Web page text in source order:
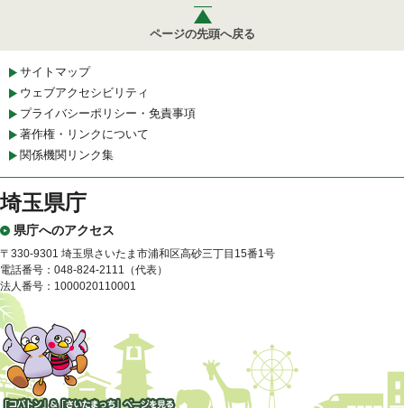
ページの先頭へ戻る
サイトマップ
ウェブアクセシビリティ
プライバシーポリシー・免責事項
著作権・リンクについて
関係機関リンク集
埼玉県庁
県庁へのアクセス
〒330-9301 埼玉県さいたま市浦和区高砂三丁目15番1号
電話番号：048-824-2111（代表）
法人番号：1000020110001